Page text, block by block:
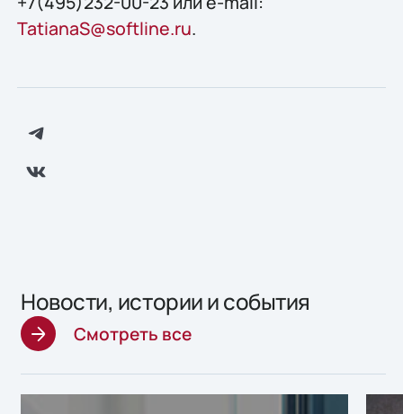
TatianaS@softline.ru.
Новости, истории и события
Смотреть все